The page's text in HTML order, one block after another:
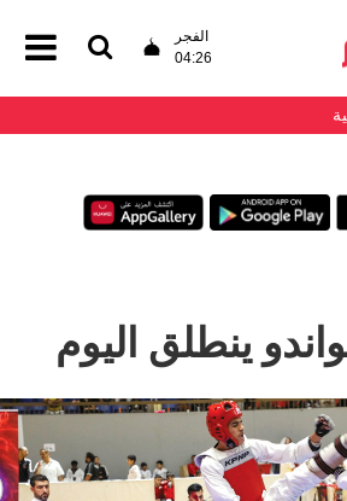
الفجر
04:26
ينطلق اليوم